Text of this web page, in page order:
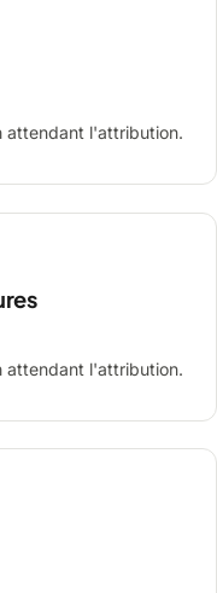
attendant l'attribution.
attendant l'attribution.